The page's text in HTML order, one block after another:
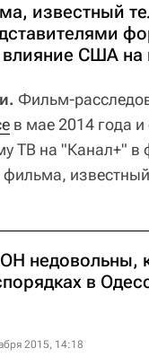
известный
США на
Фильм-
в мае 2014 года и
ТВ на "Канал+" в
недовольны,
в
2015, 14:18